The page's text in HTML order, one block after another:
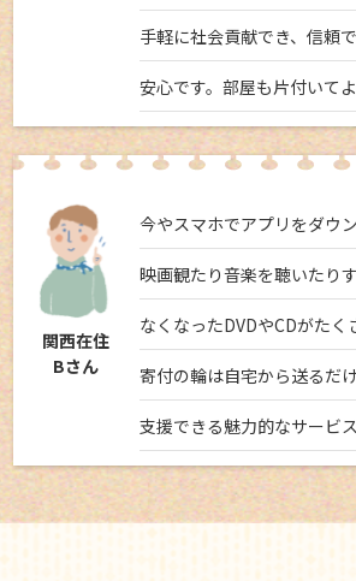
手軽に社会貢献でき、信頼
安心です。部屋も片付いて
関西在住
Bさん
今やスマホでアプリをダウ
映画観たり音楽を聴いたり
なくなったDVDやCDがたく
寄付の輪は自宅から送るだ
支援できる魅力的なサービス